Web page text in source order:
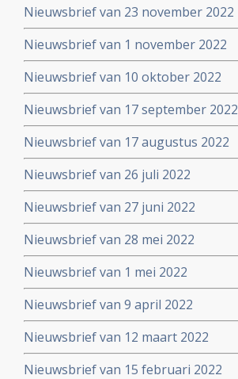
Nieuwsbrief van 23 november 2022
Nieuwsbrief van 1 november 2022
Nieuwsbrief van 10 oktober 2022
Nieuwsbrief van 17 september 2022
Nieuwsbrief van 17 augustus 2022
Nieuwsbrief van 26 juli 2022
Nieuwsbrief van 27 juni 2022
Nieuwsbrief van 28 mei 2022
Nieuwsbrief van 1 mei 2022
Nieuwsbrief van 9 april 2022
Nieuwsbrief van 12 maart 2022
Nieuwsbrief van 15 februari 2022